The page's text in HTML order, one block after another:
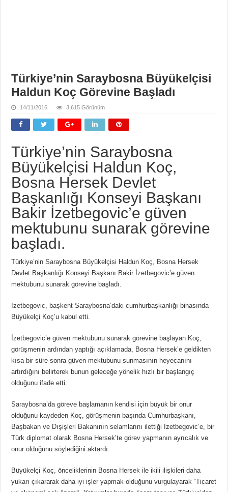
Türkiye’nin Saraybosna Büyükelçisi
Haldun Koç Görevine Başladı
14/11/2016 3,615 Görünüm
Türkiye’nin Saraybosna
Büyükelçisi Haldun Koç,
Bosna Hersek Devlet
Başkanlığı Konseyi Başkanı
Bakir İzetbegovic’e güven
mektubunu sunarak görevine
başladı.
Türkiye’nin Saraybosna Büyükelçisi Haldun Koç, Bosna Hersek
Devlet Başkanlığı Konseyi Başkanı Bakir İzetbegovic’e güven
mektubunu sunarak görevine başladı.
İzetbegovic, başkent Saraybosna’daki cumhurbaşkanlığı binasında
Büyükelçi Koç’u kabul etti.
İzetbegovic’e güven mektubunu sunarak görevine başlayan Koç,
görüşmenin ardından yaptığı açıklamada, Bosna Hersek’e geldikten
kısa bir süre sonra güven mektubunu sunmasının heyecanını
artırdığını belirterek bunun geleceğe yönelik hızlı bir başlangıç
olduğunu ifade etti.
Saraybosna’da göreve başlamanın kendisi için büyük bir onur
olduğunu kaydeden Koç, görüşmenin başında Cumhurbaşkanı,
Başbakan ve Dışişleri Bakanının selamlarını ilettiği İzetbegovic’e, bir
Türk diplomat olarak Bosna Hersek’te görev yapmanın ayrıcalık ve
onur olduğunu söylediğini aktardı.
Büyükelçi Koç, önceliklerinin Bosna Hersek ile ikili ilişkileri daha
yukarı çıkararak daha iyi işler yapmak olduğunu vurgulayarak “Ticaret